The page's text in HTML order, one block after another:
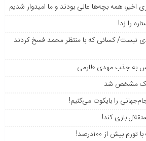
اخیر، همه بچه‌ها عالی بودند و ما امیدوار شدیم
نبست/ کسانی که با منتظر محمد فسخ کردند
به جذب مهدی طارمی
یک مشخص شد
جام‌جهانی را بایکوت می‌کنیم!
بازی کند!
بیش از ۱۰۰درصد!